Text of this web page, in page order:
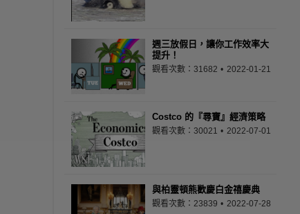
週三放假日，讓你工作效率大
提升！
觀看次數：31682 2022-01-21
Costco 的『尋寶』經濟策略
觀看次數：30021 2022-07-01
與柏靈頓熊歡慶白金禧慶典
觀看次數：23839 2022-07-28